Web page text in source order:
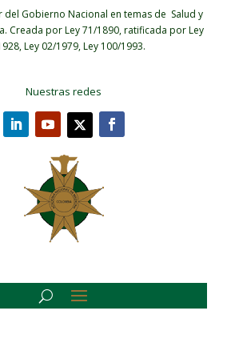
del Gobierno Nacional en temas de Salud y
Creada por Ley 71/1890, ratificada por Ley
Ley 02/1979, Ley 100/1993.
Nuestras redes